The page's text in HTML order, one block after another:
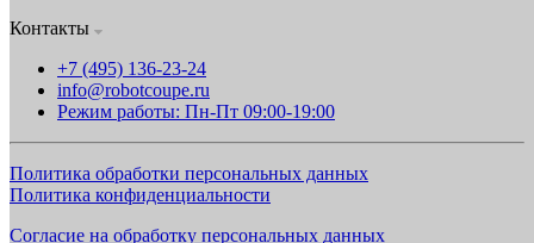
Контакты
+7 (495) 136-23-24
info@robotcoupe.ru
Режим работы: Пн-Пт 09:00-19:00
Политика обработки персональных данных
Политика конфиденциальности
Согласие на обработку персональных данных